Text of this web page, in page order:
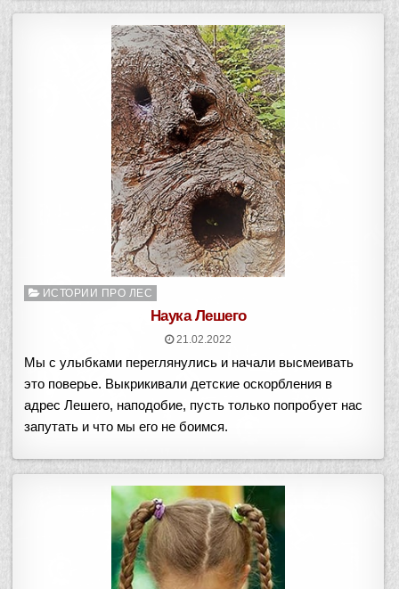
Опубликовано
ИСТОРИИ ПРО ЛЕС
Наука Лешего
21.02.2022
Мы с улыбками переглянулись и начали высмеивать
это поверье. Выкрикивали детские оскорбления в
адрес Лешего, наподобие, пусть только попробует нас
запутать и что мы его не боимся.